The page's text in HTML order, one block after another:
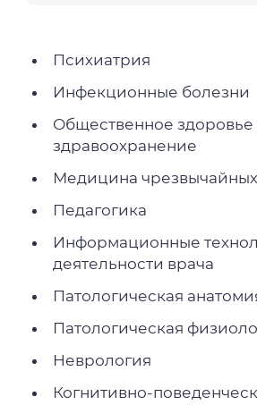
Психиатрия
Инфекционные болезни
Общественное здоровье
здравоохранение
Медицина
Педагогика
Информационные
деятельности врача
Патологическая
Патологическая
Неврология
Когнитивно-